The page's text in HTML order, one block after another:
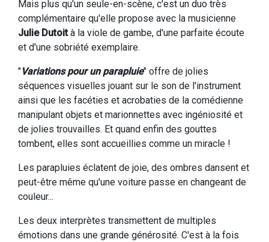
Mais plus qu'un seule-en-scène, c'est un duo très
complémentaire qu'elle propose avec la musicienne
Julie Dutoità la viole de gambe, d'une parfaite écoute
et d'une sobriété exemplaire.
"Variations pour un parapluie" offre de jolies
séquences visuelles jouant sur le son de l'instrument
ainsi que les facéties et acrobaties de la comédienne
manipulant objets et marionnettes avec ingéniosité et
de jolies trouvailles. Et quand enfin des gouttes
tombent, elles sont accueillies comme un miracle !
Les parapluies éclatent de joie, des ombres dansent et
peut-être même qu'une voiture passe en changeant de
couleur...
Les deux interprètes transmettent de multiples
émotions dans une grande générosité. C'est à la fois